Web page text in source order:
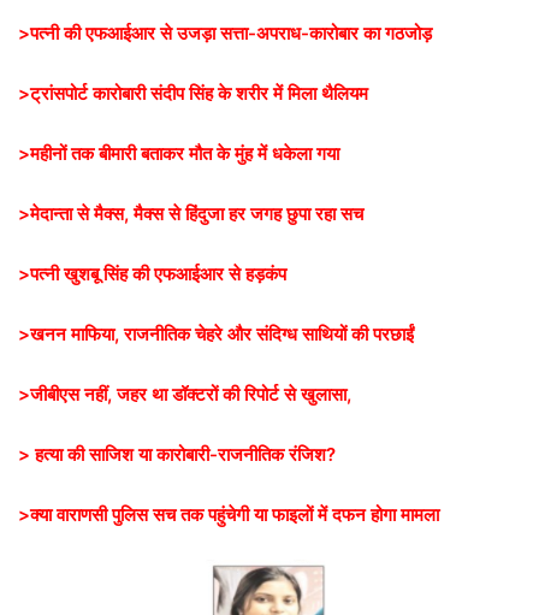
>पत्नी की एफआईआर से उजड़ा सत्ता-अपराध-कारोबार का गठजोड़
>ट्रांसपोर्ट कारोबारी संदीप सिंह के शरीर में मिला थैलियम
>महीनों तक बीमारी बताकर मौत के मुंह में धकेला गया
>मेदान्ता से मैक्स, मैक्स से हिंदुजा हर जगह छुपा रहा सच
>पत्नी खुशबू सिंह की एफआईआर से हड़कंप
>खनन माफिया, राजनीतिक चेहरे और संदिग्ध साथियों की परछाईं
>जीबीएस नहीं, जहर था डॉक्टरों की रिपोर्ट से खुलासा,
> हत्या की साजिश या कारोबारी-राजनीतिक रंजिश?
>क्या वाराणसी पुलिस सच तक पहुंचेगी या फाइलों में दफन होगा मामला